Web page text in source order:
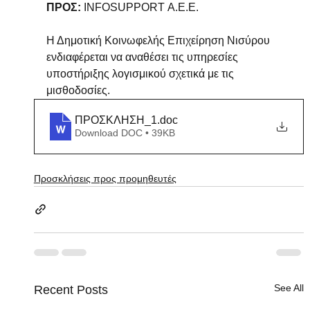
ΠΡΟΣ: INFOSUPPORT Α.Ε.Ε.
Η Δημοτική Κοινωφελής Επιχείρηση Νισύρου
ενδιαφέρεται να αναθέσει τις υπηρεσίες
υποστήριξης λογισμικού σχετικά με τις
μισθοδοσίες.
ΠΡΟΣΚΛΗΣΗ_1.doc
Download DOC • 39KB
Προσκλήσεις προς προμηθευτές
Recent Posts See All